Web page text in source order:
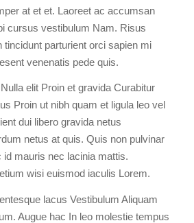
at et et. Laoreet ac accumsan
cursus vestibulum Nam. Risus
tincidunt parturient orci sapien mi
venenatis pede quis.
elit Proin et gravida Curabitur
Proin ut nibh quam et ligula leo vel
dui libero gravida netus
netus at quis. Quis non pulvinar
id mauris nec lacinia mattis.
wisi euismod iaculis Lorem.
lacus Vestibulum Aliquam
Augue hac In leo molestie tempus